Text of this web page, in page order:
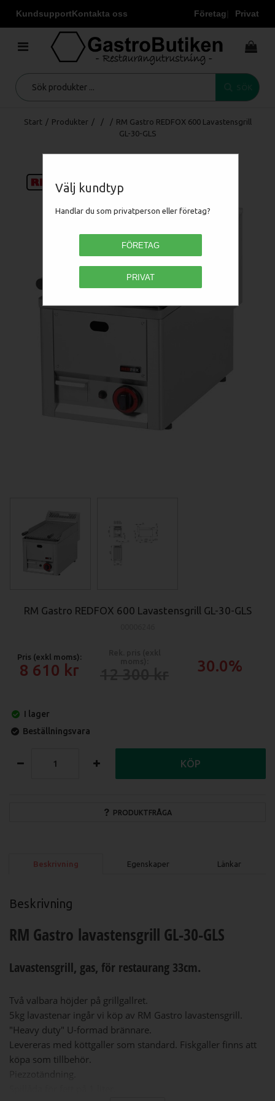
KundsupportKontakta oss Företag Privat
Välj kundtyp
Handlar du som privatperson eller företag?
FÖRETAG
PRIVAT
Start / Produkter / / / RM Gastro REDFOX 600 Lavastensgrill
GL-30-GLS
RM Gastro REDFOX 600 Lavastensgrill GL-30-GLS
Pris (exkl moms):
8 610 30.0%
I lager
Beställningsvara
PRODUKTFRÅGA
KÖP
Beskrivning Egenskaper Länkar
Beskrivning
RM Gastro lavastensgrill GL-30-GLS
Lavastensgrill, gas, för restaurang 33cm.
Två valbara höjder på grillgallret.
5kg lavastenar ingår vi köp av RM Gastro lavastensgrill.
"Heavy duty" U-formad brännare.
Levereras med köttgaller som standard. Fiskgaller finns att
köpa som tillbehör.
Piezzotändning.